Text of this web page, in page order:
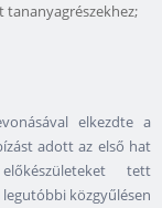
tananyagrészekhez;
elkezdte a
adott az első hat
tett
közgyűlésen